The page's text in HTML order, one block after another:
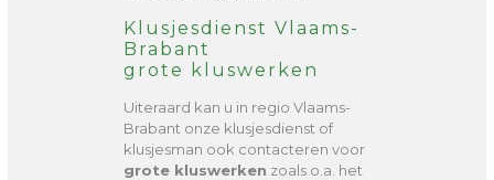
Klusjesdienst Vlaams-
Brabant
grote kluswerken
Uiteraard kan u in regio Vlaams-
Brabant onze klusjesdienst of
klusjesman ook contacteren voor
grote kluswerken zoals o.a. het